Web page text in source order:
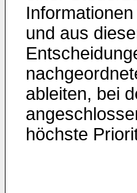
und aus
ableiten, bei
höchste